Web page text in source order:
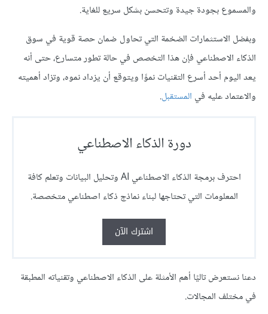
والمسموع بجودة جيدة وتتحسن بشكل سريع للغاية.
وبفضل الاستثمارات الضخمة التي تحاول ضمان حصة قوية في سوق
الذكاء الاصطناعي فإن هذا التخصص في حالة تطور متسارع، حتى أنه
يعد اليوم أحد أسرع التقنيات نموًا ويتوقع أن يزداد نموه، وتزاد أهميته
والاعتماد عليه في المستقبل.
دورة الذكاء الاصطناعي
احترف برمجة الذكاء الاصطناعي AI وتحليل البيانات وتعلم كافة
المعلومات التي تحتاجها لبناء نماذج ذكاء اصطناعي متخصصة.
اشترك الآن
دعنا نستعرض تاليًا أهم الأمثلة على الذكاء الاصطناعي وتقنياته المطبقة
في مختلف المجالات.